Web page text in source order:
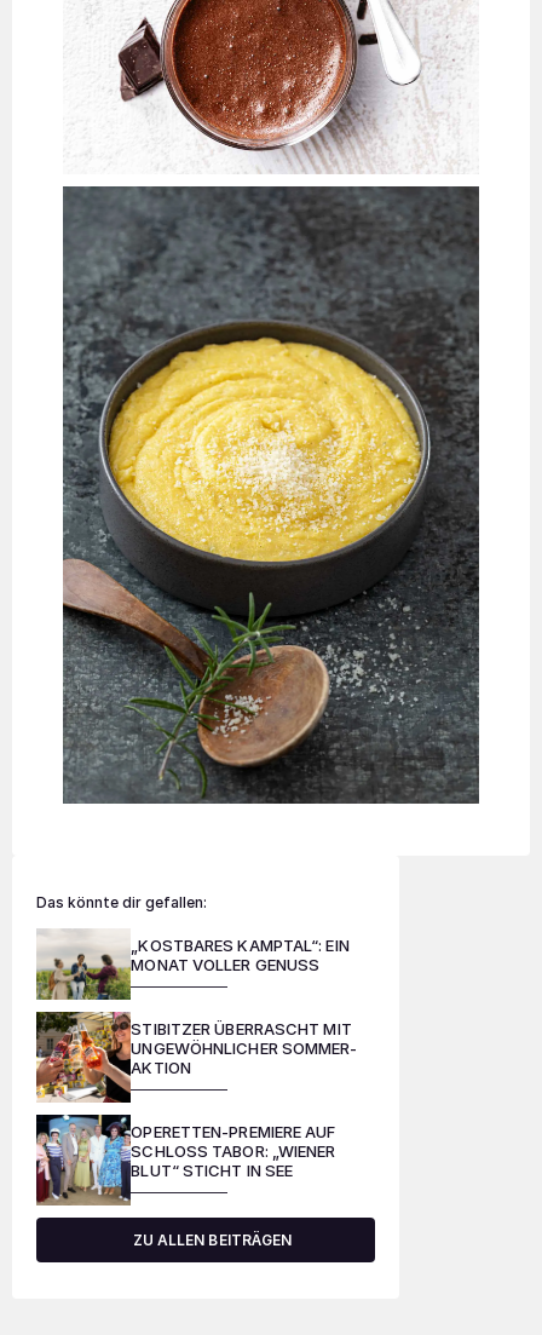
Das könnte dir gefallen:
„KOSTBARES KAMPTAL“: EIN
MONAT VOLLER GENUSS
STIBITZER ÜBERRASCHT MIT
UNGEWÖHNLICHER SOMMER-
AKTION
OPERETTEN-PREMIERE AUF
SCHLOSS TABOR: „WIENER
BLUT“ STICHT IN SEE
ZU ALLEN BEITRÄGEN